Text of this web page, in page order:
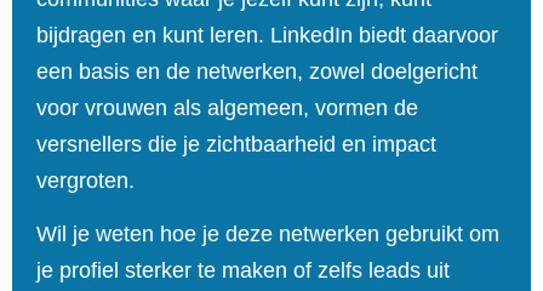
bijdragen en kunt leren. LinkedIn biedt daarvoor
een basis en de netwerken, zowel doelgericht
voor vrouwen als algemeen, vormen de
versnellers die je zichtbaarheid en impact
vergroten.
Wil je weten hoe je deze netwerken gebruikt om
je profiel sterker te maken of zelfs leads uit